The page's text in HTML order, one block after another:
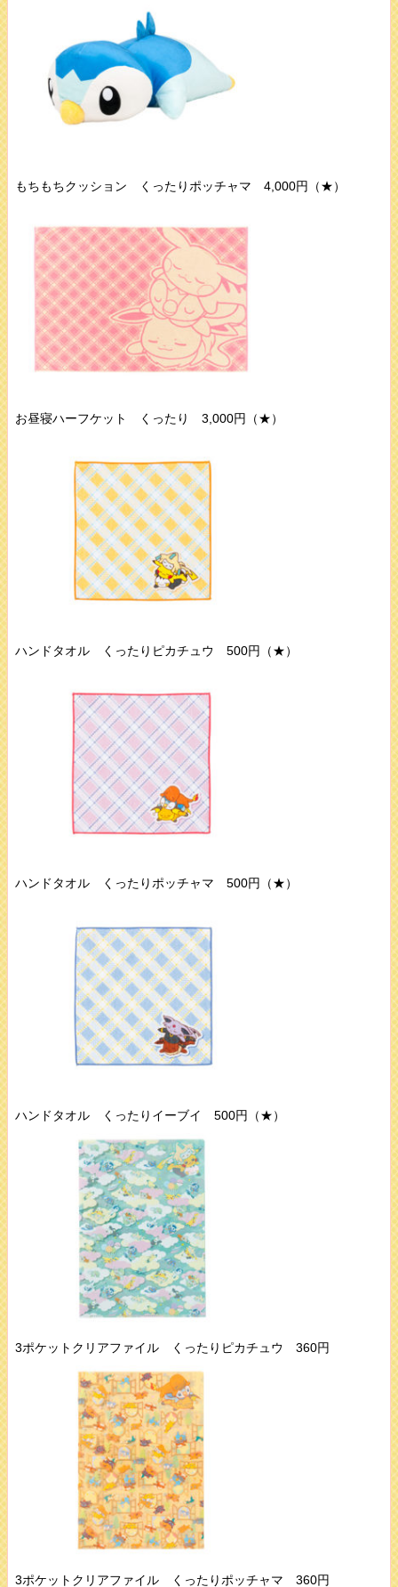
もちもちクッション くったりポッチャマ 4,000円（★）
お昼寝ハーフケット くったり 3,000円（★）
ハンドタオル くったりピカチュウ 500円（★）
ハンドタオル くったりポッチャマ 500円（★）
ハンドタオル くったりイーブイ 500円（★）
3ポケットクリアファイル くったりピカチュウ 360円
3ポケットクリアファイル くったりポッチャマ 360円